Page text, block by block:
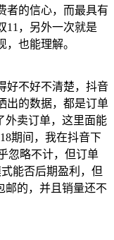
者的信心，而最具有
11，另外一次就是
，也能理解。
好不好不清楚，抖音
出的数据，都是订单
外卖订单，这里面能
期间，我在抖音下
忽略不计，但订单
能否后期盈利，但
邮的，并且销量还不